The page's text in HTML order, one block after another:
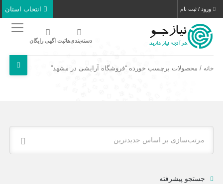
ورود / ثبت نام
دسته‌بندی‌هاثبت اگهی رایگان
خانه / محصولات برچسب خورده “فروشگاه آرایشی در مشهد”
مرتب‌سازی بر اساس جدیدترین
جستجو پیشرفته